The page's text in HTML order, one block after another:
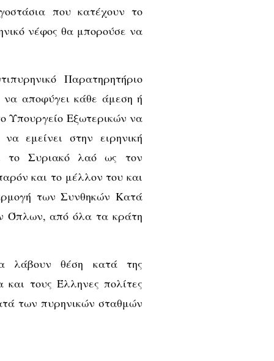
που κατέχουν το
νέφος θα μπορούσε να
Παρατηρητήριο
να αποφύγει κάθε άμεση ή
Υπουργείο Εξωτερικών να
εμείνει στην ειρηνική
το Συριακό λαό ως τον
και το μέλλον του και
των Συνθηκών Κατά
Όπλων, από όλα τα κράτη
λάβουν θέση κατά της
τους Έλληνες πολίτες
των πυρηνικών σταθμών